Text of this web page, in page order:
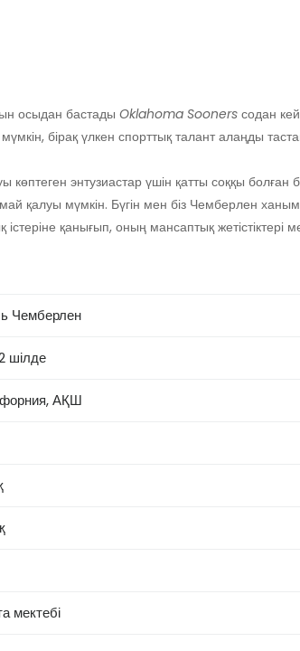
осыдан бастады Oklahoma Sooners содан
бірақ үлкен спорттық талант алаңды
энтузиастар үшін қатты соққы болған
қалуы мүмкін. Бүгін мен біз Чемберлен
қанығып, оның мансаптық жетістіктері
Чемберлен
шілде
АҚШ
мектебі